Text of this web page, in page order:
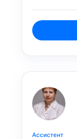
Ассистент